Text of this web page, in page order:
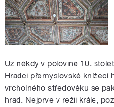
Už někdy v polovině 10.
Hradci přemyslovské knížecí
vrcholného středověku se
hrad. Nejprve v režii krále,